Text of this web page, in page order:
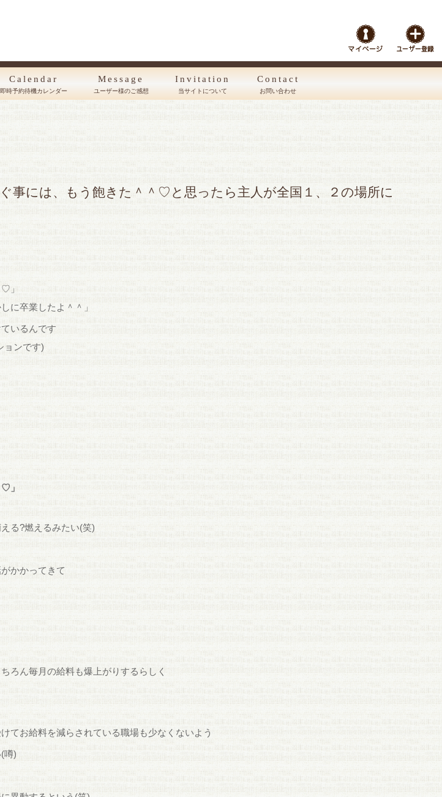
Calendar
即時予約待機カレンダー
Message
ユーザー様のご感想
Invitation
当サイトについて
Contact
お問い合わせ
」
に卒業したよ＾＾」
いるんです
ョンです)
」
る?燃えるみたい(笑)
かかってきて
ろん毎月の給料も爆上がりするらしく
てお給料を減らされている職場も少なくないよう
噂)